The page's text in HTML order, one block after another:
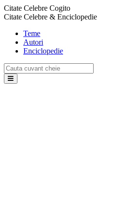
Citate Celebre Cogito
Citate Celebre & Enciclopedie
Teme
Autori
Enciclopedie